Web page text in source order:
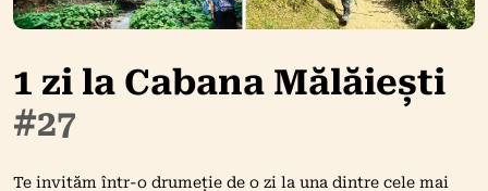
1 zi la Cabana Mălăiești
#27
Te invităm într-o drumeție de o zi la una dintre cele mai